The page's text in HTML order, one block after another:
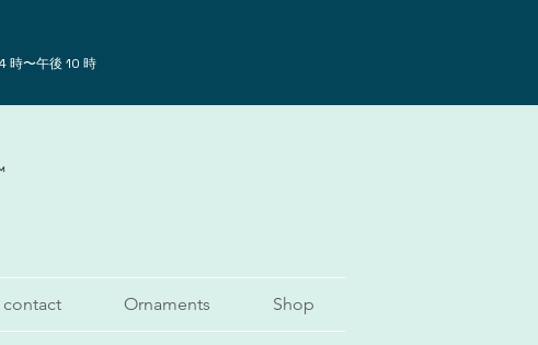
時〜午後 10 時
contact Ornaments Shop